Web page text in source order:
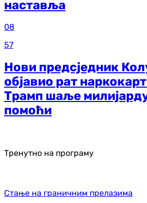
наставља
08
57
Нови предсједник
објавио рат
Трамп шаље
помоћи
Тренутно на програму
Стање на граничним прелазима